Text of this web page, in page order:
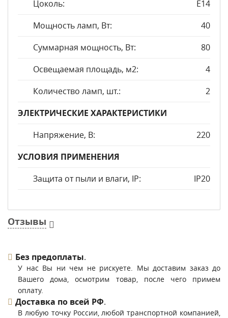
Цоколь:
E14
Мощность ламп, Вт:
40
Суммарная мощность, Вт:
80
Освещаемая площадь, м2:
4
Количество ламп, шт.:
2
ЭЛЕКТРИЧЕСКИЕ ХАРАКТЕРИСТИКИ
Напряжение, В:
220
УСЛОВИЯ ПРИМЕНЕНИЯ
Защита от пыли и влаги, IP:
IP20
Отзывы
Без предоплаты.
У нас Вы ни чем не рискуете. Мы доставим заказ до
Вашего дома, осмотрим товар, после чего примем
оплату.
Доставка по всей РФ.
В любую точку России, любой транспортной компанией,